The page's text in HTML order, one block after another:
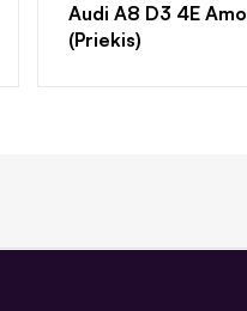
Audi A8 D3 4E
(Priekis)